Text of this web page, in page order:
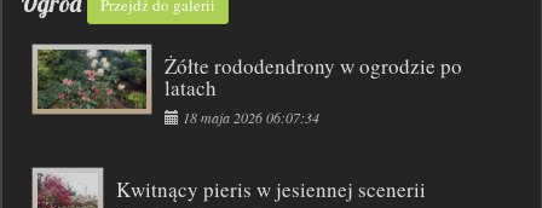
Przejdź do galerii
Żółte rododendrony w ogrodzie po
latach
18 maja 2026 06:07:34
Kwitnący pieris w jesiennej scenerii